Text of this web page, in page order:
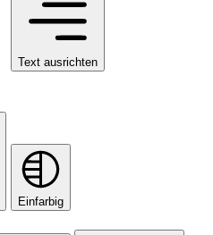
Text ausrichten
Einfarbig